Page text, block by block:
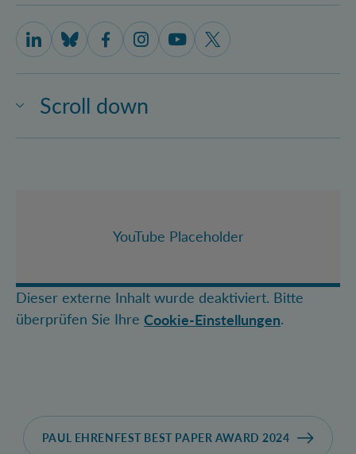
Scroll down
IQOQI Vienna on LinkedIn
IQOQI Vienna on Bluesky
IQOQI Vienna on Facebook
IQOQI Vienna on Instagram
IQOQI Vienna on Youtube
IQOQI Vienna on X
YouTube Placeholder
Dieser externe Inhalt wurde deaktiviert. Bitte
überprüfen Sie Ihre Cookie-Einstellungen.
PAUL EHRENFEST BEST PAPER AWARD 2024